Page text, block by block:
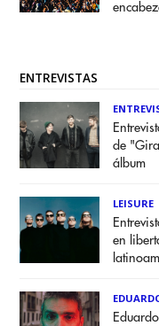
ENTREVISTAS
de
álbum
LEISURE
en